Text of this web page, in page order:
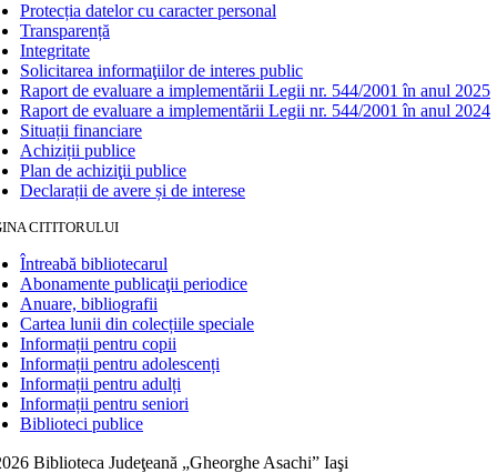
Protecția datelor cu caracter personal
Transparență
Integritate
Solicitarea informaţiilor de interes public
Raport de evaluare a implementării Legii nr. 544/2001 în anul 2025
Raport de evaluare a implementării Legii nr. 544/2001 în anul 2024
Situații financiare
Achiziții publice
Plan de achiziţii publice
Declarații de avere și de interese
CITITORULUI
Întreabă bibliotecarul
Abonamente publicaţii periodice
Anuare, bibliografii
Cartea lunii din colecțiile speciale
Informații pentru copii
Informații pentru adolescenți
Informații pentru adulți
Informații pentru seniori
Biblioteci publice
Biblioteca Judeţeană „Gheorghe Asachi” Iaşi